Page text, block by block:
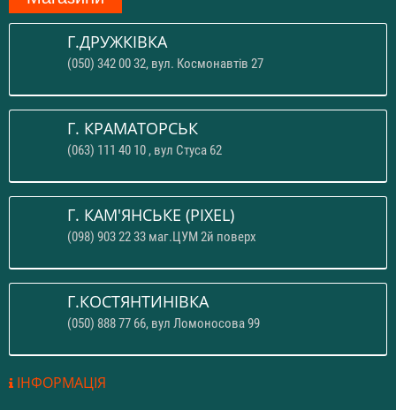
Г.ДРУЖКІВКА
(050) 342 00 32, вул. Космонавтів 27
Г. КРАМАТОРСЬК
(063) 111 40 10 , вул Стуса 62
Г. КАМ'ЯНСЬКЕ (PIXEL)
(098) 903 22 33 маг.ЦУМ 2й поверх
Г.КОСТЯНТИНІВКА
(050) 888 77 66, вул Ломоносова 99
ІНФОРМАЦІЯ